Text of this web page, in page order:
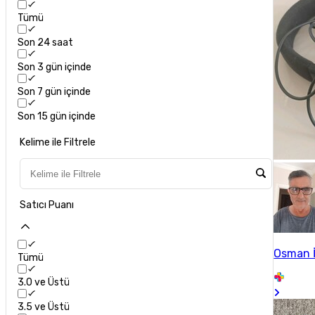
Tümü
Son 24 saat
Son 3 gün içinde
Son 7 gün içinde
Son 15 gün içinde
Kelime ile Filtrele
Satıcı Puanı
Tümü
3.0 ve Üstü
3.5 ve Üstü
Osman